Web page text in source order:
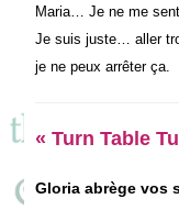
Maria… Je ne me
Je suis juste… aller
je ne peux arrêter ça.
« Turn Table
Gloria abrège vos